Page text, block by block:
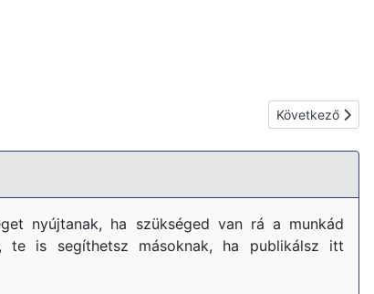
Következő
Következő
nyújtanak, ha szükséged van rá a munkád
te is segíthetsz másoknak, ha publikálsz itt